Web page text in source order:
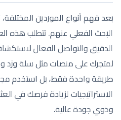
بعد فهم أنواع الموردين
البحث الفعلي عنهم. تتطلب هذه
الدقيق والتواصل الفعال
لمتجرك على منصات مثل سلة وزد
طريقة واحدة فقط، بل استخدم
الاستراتيجيات لزيادة فرصك في
وذوي جودة عالية.